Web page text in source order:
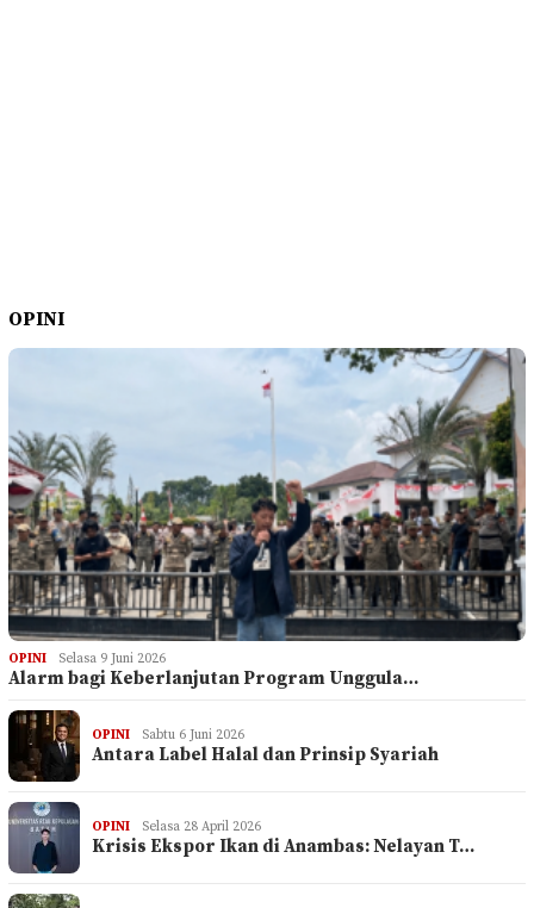
OPINI
OPINI Selasa 9 Juni 2026
Alarm bagi Keberlanjutan Program Unggula…
OPINI Sabtu 6 Juni 2026
Antara Label Halal dan Prinsip Syariah
OPINI Selasa 28 April 2026
Krisis Ekspor Ikan di Anambas: Nelayan T…